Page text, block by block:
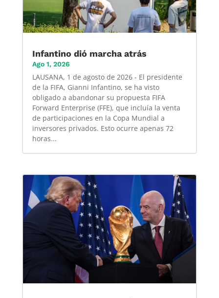
Infantino dió marcha atrás
Ago 1, 2026
LAUSANA, 1 de agosto de 2026 - El presidente
de la FIFA, Gianni Infantino, se ha visto
obligado a abandonar su propuesta FIFA
Forward Enterprise (FFE), que incluía la venta
de participaciones en la Copa Mundial a
inversores privados. Esto ocurre apenas 72
horas...